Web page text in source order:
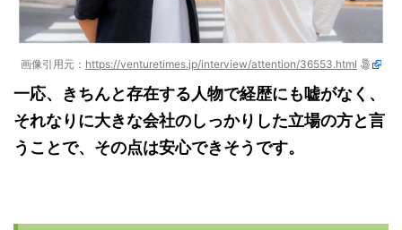
画像引用元： https://venturetimes.jp/interview/attention/36553.html
一応、きちんと存在する人物で経歴にも嘘がなく、
それなりに大きな会社のしっかりした立場の方と言
うことで、その点は安心できそうです。